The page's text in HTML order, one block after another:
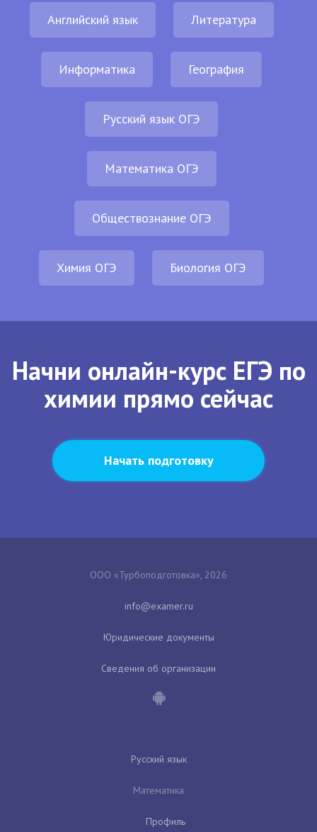
Английский язык Литература
Информатика География
Русский язык ОГЭ
Математика ОГЭ
Обществознание ОГЭ
Химия ОГЭ Биология ОГЭ
Начни онлайн-курс ЕГЭ по
химии прямо сейчас
Начать подготовку
ООО «Турбоподготовка», 2026
Юридические документы
Сведения об организации
Русский язык
Математика
Профиль